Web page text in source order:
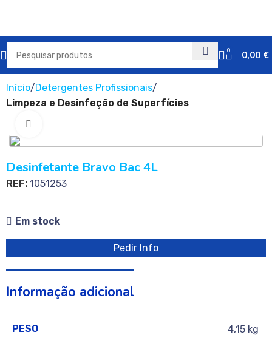
0 0,00 €
Início Detergentes Profissionais
Limpeza e Desinfeção de Superfícies
Desinfetante Bravo Bac 4L
REF: 1051253
Em stock
Pedir Info
Informação adicional
PESO 4,15 kg